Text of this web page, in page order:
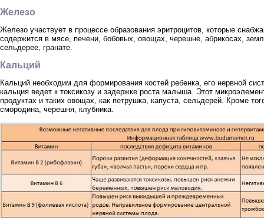
Железо
Железо участвует в процессе образования эритроцитов, которые
содержится в мясе, печени, бобовых, овощах, черешне, абрикосах,
сельдерее, гранате.
Кальций
Кальций необходим для формирования костей ребенка, его нервной
кальция ведет к токсикозу и задержке роста малыша. Этот
продуктах и таких овощах, как петрушка, капуста, сельдерей. Кроме
смородина, черешня, клубника.